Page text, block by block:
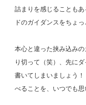
詰まりを感じることも
ドのガイダンスをちょ
本心と違った挟み込み
り切って（笑）、先に
書いてしまいましょう
べることを、いつでも思